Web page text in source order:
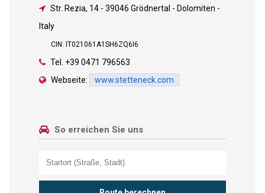
Str. Rezia, 14 - 39046 Grödnertal - Dolomiten -
Italy
CIN: IT021061A1SH6ZQ6I6
Tel. +39 0471 796563
Webseite:
www.stetteneck.com
So erreichen Sie uns